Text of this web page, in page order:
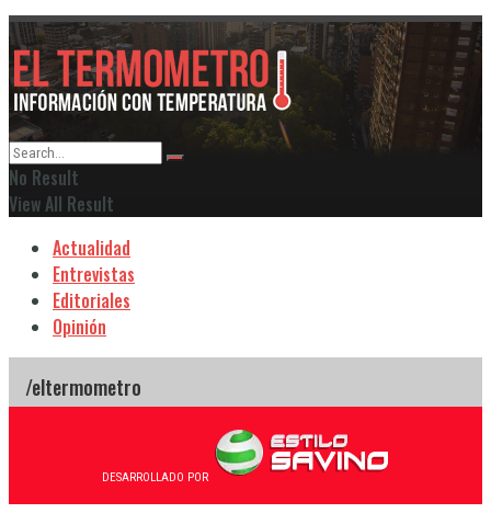
No Result
View All Result
Actualidad
Entrevistas
Editoriales
Opinión
DESARROLLADO POR